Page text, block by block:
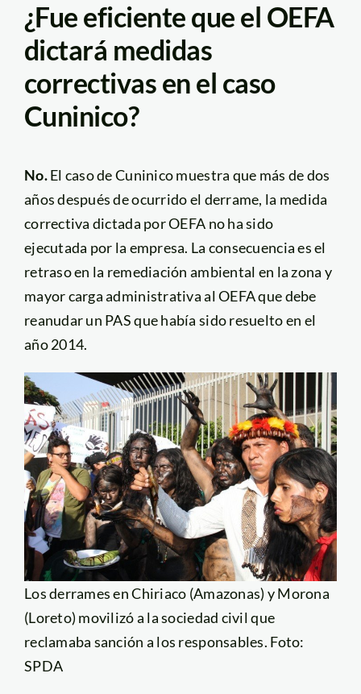
¿Fue eficiente que el OEFA
dictará medidas
correctivas en el caso
Cuninico?
No.El caso de Cuninico muestra que más de dos
años después de ocurrido el derrame, la medida
correctiva dictada por OEFA no ha sido
ejecutada por la empresa. La consecuencia es el
retraso en la remediación ambiental en la zona y
mayor carga administrativa al OEFA que debe
reanudar un PAS que había sido resuelto en el
año 2014.
Los derrames en Chiriaco (Amazonas) y Morona
(Loreto) movilizó a la sociedad civil que
reclamaba sanción a los responsables. Foto:
SPDA